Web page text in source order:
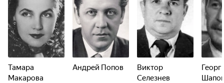
Тамара
Макарова
Андрей Попов
Виктор
Селезнев